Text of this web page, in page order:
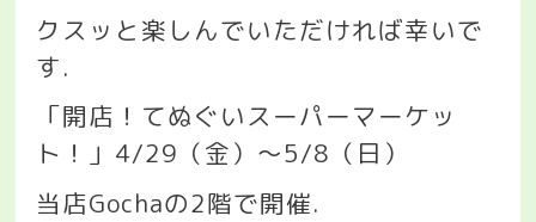
クスッと楽しんでいただければ幸いで
す.
「開店！てぬぐいスーパーマーケッ
ト！」 4/29 （金）〜5/8 （日）
当店Gochaの2階で開催.